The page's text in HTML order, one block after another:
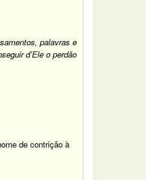
palavras e
d’Ele o perdão
de contrição à